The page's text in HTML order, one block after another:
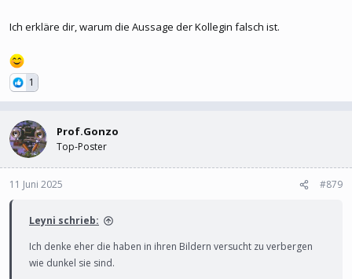
Narrenfreiheit hätten
Wir müssen laut unserem Glauben Gott gefallen und uns jeden Tag
Ich erkläre dir, warum die Aussage der Kollegin falsch ist.
1
Prof.Gonzo
Top-Poster
11 Juni 2025 #879
Leyni schrieb:
Ich denke eher die haben in ihren Bildern versucht zu verbergen
wie dunkel sie sind.